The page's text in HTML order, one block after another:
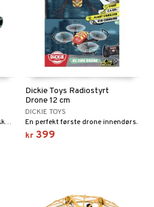
Hastighet opptil 6-8 km/t. Rekkevidde 10-15 meter.
Dickie Toys Radiostyrt
Drone 12 cm
DICKIE TOYS
En perfekt første drone innendørs.
kr 399